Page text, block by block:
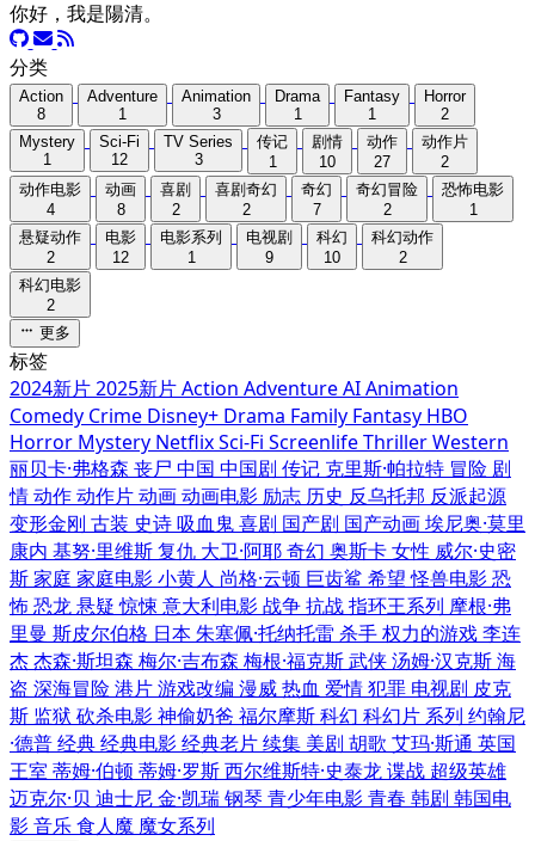
你好，我是陽清。
分类
Action
8
Adventure
1
Animation
3
Drama
1
Fantasy
1
Horror
2
Mystery
1
Sci-Fi
12
TV Series
3
传记
1
剧情
10
动作
27
动作片
2
动作电影
4
动画
8
喜剧
2
喜剧奇幻
2
奇幻
7
奇幻冒险
2
恐怖电影
1
悬疑动作
2
电影
12
电影系列
1
电视剧
9
科幻
10
科幻动作
2
科幻电影
2
更多
标签
2024新片2025新片Action AdventureAIAnimation
Comedy Crime Disney+ Drama Family Fantasy HBO
Horror Mystery NetflixSci-Fi ScreenlifeThrillerWestern
丽贝卡·弗格森 丧尸 中国 中国剧 传记 克里斯·帕拉特 冒险 剧
情动作动作片动画动画电影 励志 历史 反乌托邦 反派起源
变形金刚 古装 史诗吸血鬼喜剧 国产剧 国产动画埃尼奥·莫里
康内 基努·里维斯复仇 大卫·阿耶奇幻 奥斯卡女性 威尔·史密
斯家庭 家庭电影小黄人 尚格·云顿 巨齿鲨 希望怪兽电影恐
怖恐龙悬疑惊悚意大利电影战争抗战指环王系列 摩根·弗
里曼 斯皮尔伯格 日本朱塞佩·托纳托雷杀手权力的游戏李连
杰杰森·斯坦森 梅尔·吉布森 梅根·福克斯武侠汤姆·汉克斯海
盗 深海冒险港片游戏改编 漫威热血 爱情犯罪 电视剧 皮克
斯 监狱 砍杀电影神偷奶爸 福尔摩斯科幻 科幻片 系列 约翰尼
·德普经典经典电影经典老片续集 美剧 胡歌 艾玛·斯通 英国
王室 蒂姆·伯顿 蒂姆·罗斯西尔维斯特·史泰龙谍战 超级英雄
迈克尔·贝 迪士尼金·凯瑞钢琴 青少年电影青春 韩剧 韩国电
影音乐食人魔 魔女系列